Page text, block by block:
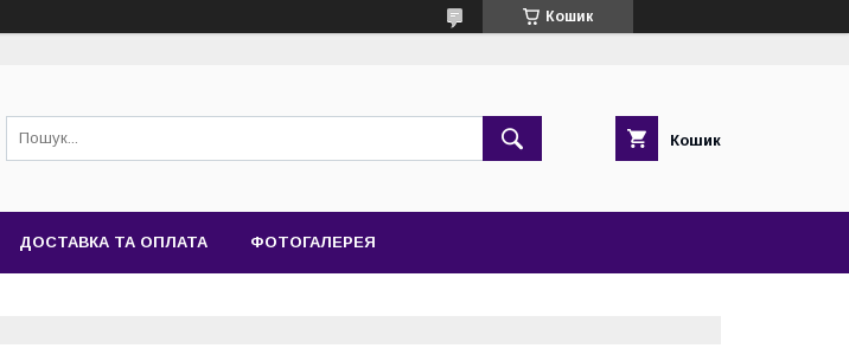
Кошик
Кошик
ДОСТАВКА ТА ОПЛАТА ФОТОГАЛЕРЕЯ